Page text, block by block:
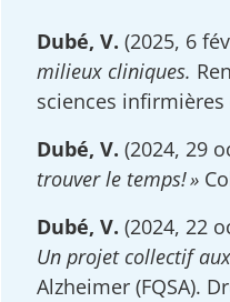
Dubé, V. (2025, 6
milieux cliniques.
sciences infirmières
Dubé, V. (2024, 29
trouver le temps! »
Dubé, V. (2024, 22
Un projet collectif
Alzheimer (FQSA).